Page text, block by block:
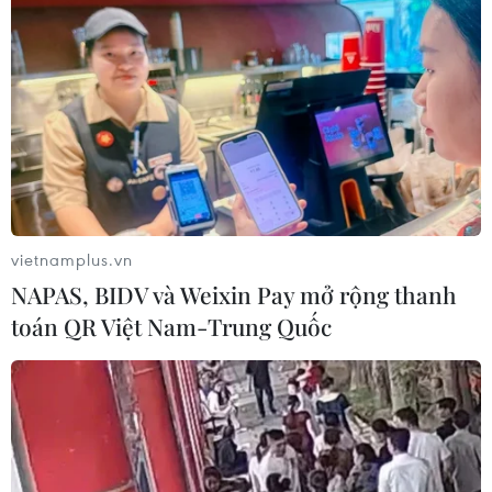
Tăng tốc giải ngân đầu tư công,
chấm dứt tâm lý trông chờ
05/08/2026 07:39
Hoàn thiện khuôn khổ pháp lý về
ngân hàng và phòng, chống rửa tiền
05/08/2026 03:43
Cà Mau gỡ “điểm nghẽn” mặt bằng,
xây dựng kịch bản giải ngân
05/08/2026 01:18
vietnamplus.vn
NAPAS, BIDV và Weixin Pay mở rộng thanh
toán QR Việt Nam-Trung Quốc